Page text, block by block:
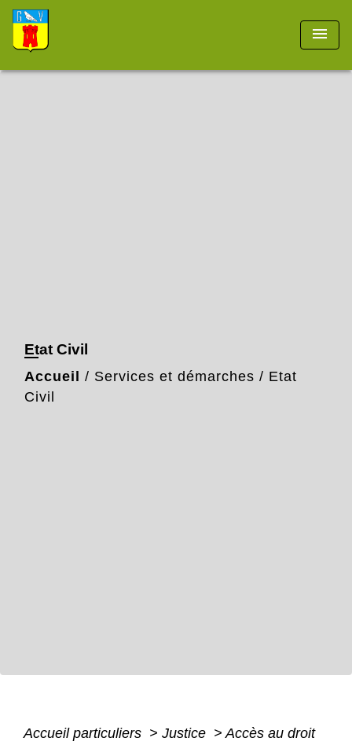
menu
Etat Civil
Accueil / Services et démarches / Etat
Civil
Accueil particuliers > Justice > Accès au droit